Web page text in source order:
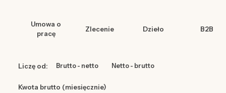
Umowa o
pracę
Zlecenie Dzieło B2B
Liczę od: Brutto - netto Netto - brutto
Kwota brutto (miesięcznie)